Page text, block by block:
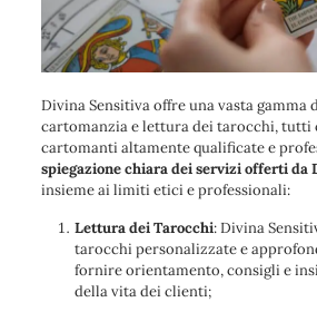
Divina Sensitiva offre una vasta gamma
cartomanzia e lettura dei tarocchi, tutti
cartomanti altamente qualificate e
spiegazione chiara dei servizi offerti da
insieme ai limiti etici e professionali:
Lettura dei Tarocchi: Divina
tarocchi personalizzate e
fornire orientamento, consigli e
della vita dei clienti;